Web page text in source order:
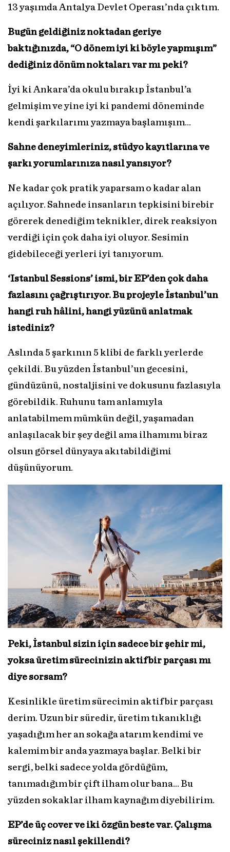
13 yaşımda Antalya Devlet Operası’nda çıktım.
Bugün geldiğiniz noktadan geriye
baktığınızda, “O dönem iyi ki böyle yapmışım”
dediğiniz dönüm noktaları var mı peki?
İyi ki Ankara’da okulu bırakıp İstanbul’a
gelmişim ve yine iyi ki pandemi döneminde
kendi şarkılarımı yazmaya başlamışım…
Sahne deneyimleriniz, stüdyo kayıtlarına ve
şarkı yorumlarınıza nasıl yansıyor?
Ne kadar çok pratik yaparsam o kadar alan
açılıyor. Sahnede insanların tepkisini birebir
görerek denediğim teknikler, direk reaksiyon
verdiği için çok daha iyi oluyor. Sesimin
gidebileceği yerleri iyi tanıyorum.
‘Istanbul Sessions’ ismi, bir EP’den çok daha
fazlasını çağrıştırıyor. Bu projeyle İstanbul’un
hangi ruh hâlini, hangi yüzünü anlatmak
istediniz?
Aslında 5 şarkının 5 klibi de farklı yerlerde
çekildi. Bu yüzden İstanbul’un gecesini,
gündüzünü, nostaljisini ve dokusunu fazlasıyla
görebildik. Ruhunu tam anlamıyla
anlatabilmem mümkün değil, yaşamadan
anlaşılacak bir şey değil ama ilhamımı biraz
olsun görsel dünyaya akıtabildiğimi
düşünüyorum.
Peki, İstanbul sizin için sadece bir şehir mi,
yoksa üretim sürecinizin aktif bir parçası mı
diye sorsam?
Kesinlikle üretim sürecimin aktif bir parçası
derim. Uzun bir süredir, üretim tıkanıklığı
yaşadığım her an sokağa atarım kendimi ve
kalemim bir anda yazmaya başlar. Belki bir
sergi, belki sadece yolda gördüğüm,
tanımadığım bir çift ilham olur bana… Bu
yüzden sokaklar ilham kaynağım diyebilirim.
EP’de üç cover ve iki özgün beste var. Çalışma
süreciniz nasıl şekillendi?